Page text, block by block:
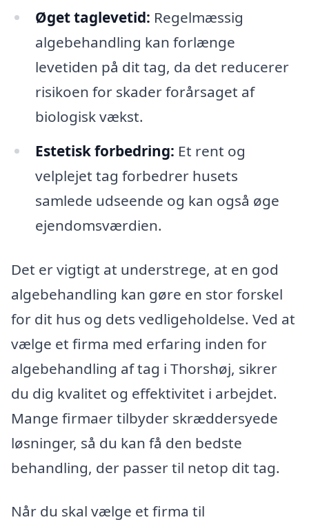
Øget taglevetid: Regelmæssig
algebehandling kan forlænge
levetiden på dit tag, da det reducerer
risikoen for skader forårsaget af
biologisk vækst.
Estetisk forbedring: Et rent og
velplejet tag forbedrer husets
samlede udseende og kan også øge
ejendomsværdien.
Det er vigtigt at understrege, at en god
algebehandling kan gøre en stor forskel
for dit hus og dets vedligeholdelse. Ved at
vælge et firma med erfaring inden for
algebehandling af tag i Thorshøj, sikrer
du dig kvalitet og effektivitet i arbejdet.
Mange firmaer tilbyder skræddersyede
løsninger, så du kan få den bedste
behandling, der passer til netop dit tag.
Når du skal vælge et firma til